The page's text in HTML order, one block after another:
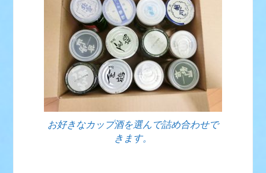
お好きなカップ酒を選んで詰め合わせで
きます。